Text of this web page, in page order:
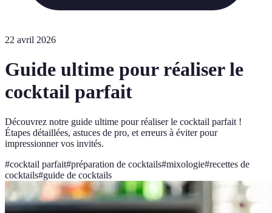
22 avril 2026
Guide ultime pour réaliser le
cocktail parfait
Découvrez notre guide ultime pour réaliser le cocktail parfait !
Étapes détaillées, astuces de pro, et erreurs à éviter pour
impressionner vos invités.
#cocktail parfait#préparation de cocktails#mixologie#recettes de
cocktails#guide de cocktails